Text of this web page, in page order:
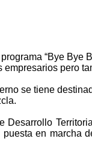
“Bye Bye
empresarios pero
se tiene
en marcha